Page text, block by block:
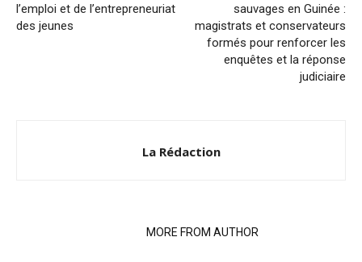
l’emploi et de l’entrepreneuriat
des jeunes
sauvages en Guinée :
magistrats et conservateurs
formés pour renforcer les
enquêtes et la réponse
judiciaire
La Rédaction
MORE FROM AUTHOR